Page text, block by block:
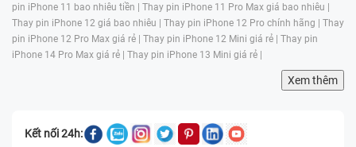
pin iPhone 11 bao nhiêu tiền | Thay pin iPhone 11 Pro Max giá bao nhiêu |
Thay pin iPhone 12 giá bao nhiêu | Thay pin iPhone 12 Pro chính hãng | Thay
pin iPhone 12 Pro Max giá rẻ | Thay pin iPhone 12 Mini giá rẻ | Thay pin
iPhone 14 Pro Max giá rẻ | Thay pin iPhone 13 Mini giá rẻ |
Xem thêm
Kết nối 24h: